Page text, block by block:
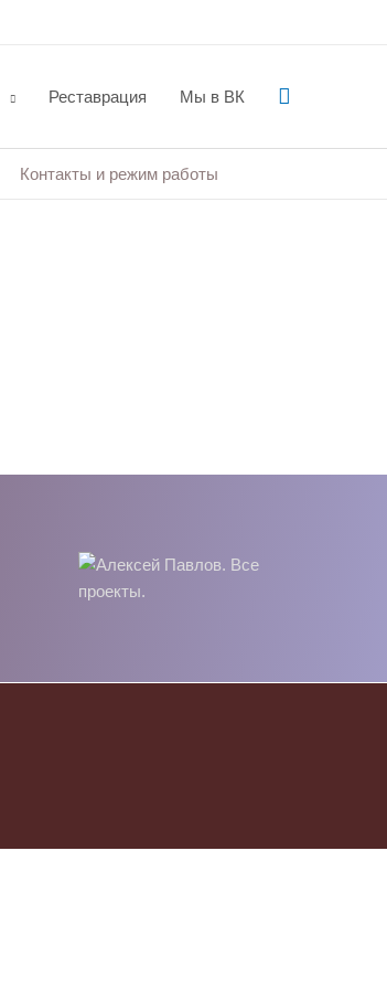
Реставрация Мы в ВК Поиск
Контакты и режим работы